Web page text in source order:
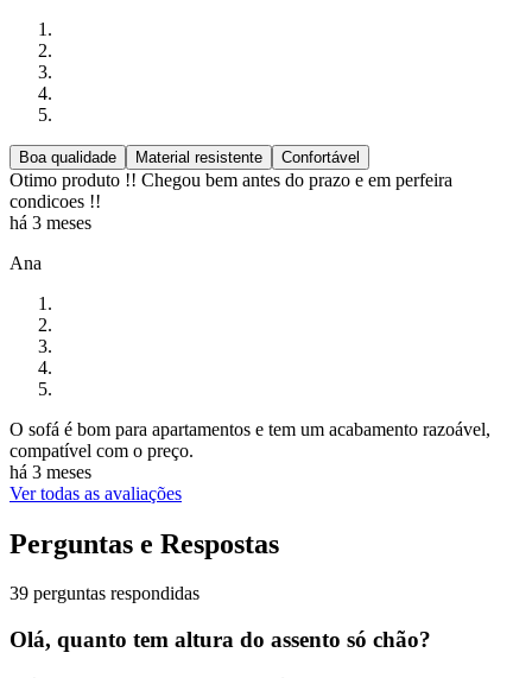
Boa qualidade Material resistente Confortável
Otimo produto !! Chegou bem antes do prazo e em perfeira
condicoes !!
há 3 meses
Ana
O sofá é bom para apartamentos e tem um acabamento razoável,
compatível com o preço.
há 3 meses
Ver todas as avaliações
Perguntas e Respostas
39 perguntas respondidas
Olá, quanto tem altura do assento só chão?